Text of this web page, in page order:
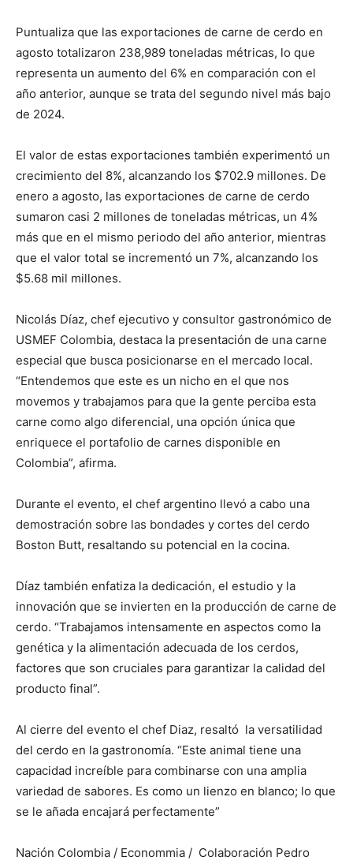
Puntualiza que las exportaciones de carne de cerdo en
agosto totalizaron 238,989 toneladas métricas, lo que
representa un aumento del 6% en comparación con el
año anterior, aunque se trata del segundo nivel más bajo
de 2024.
El valor de estas exportaciones también experimentó un
crecimiento del 8%, alcanzando los $702.9 millones. De
enero a agosto, las exportaciones de carne de cerdo
sumaron casi 2 millones de toneladas métricas, un 4%
más que en el mismo periodo del año anterior, mientras
que el valor total se incrementó un 7%, alcanzando los
$5.68 mil millones.
Nicolás Díaz, chef ejecutivo y consultor gastronómico de
USMEF Colombia, destaca la presentación de una carne
especial que busca posicionarse en el mercado local.
“Entendemos que este es un nicho en el que nos
movemos y trabajamos para que la gente perciba esta
carne como algo diferencial, una opción única que
enriquece el portafolio de carnes disponible en
Colombia”, afirma.
Durante el evento, el chef argentino llevó a cabo una
demostración sobre las bondades y cortes del cerdo
Boston Butt, resaltando su potencial en la cocina.
Díaz también enfatiza la dedicación, el estudio y la
innovación que se invierten en la producción de carne de
cerdo. “Trabajamos intensamente en aspectos como la
genética y la alimentación adecuada de los cerdos,
factores que son cruciales para garantizar la calidad del
producto final”.
Al cierre del evento el chef Diaz, resaltó la versatilidad
del cerdo en la gastronomía. “Este animal tiene una
capacidad increíble para combinarse con una amplia
variedad de sabores. Es como un lienzo en blanco; lo que
se le añada encajará perfectamente”
Nación Colombia / Econommia / Colaboración Pedro